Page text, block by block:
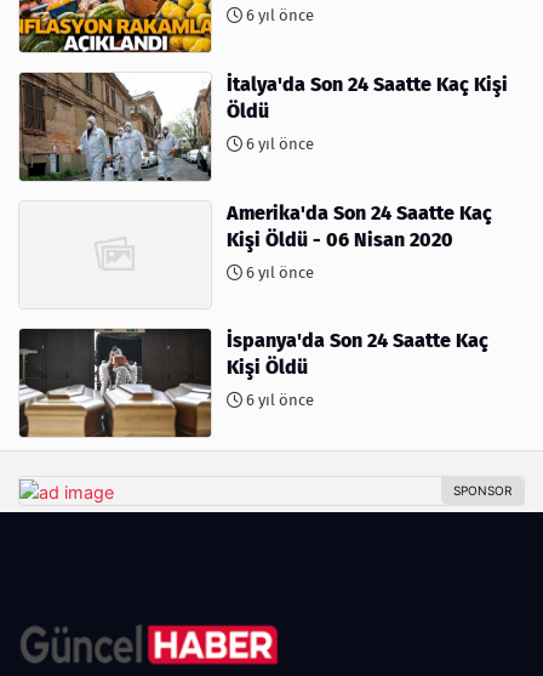
6 yıl önce
İtalya'da Son 24 Saatte Kaç Kişi
Öldü
6 yıl önce
Amerika'da Son 24 Saatte Kaç
Kişi Öldü - 06 Nisan 2020
6 yıl önce
İspanya'da Son 24 Saatte Kaç
Kişi Öldü
6 yıl önce